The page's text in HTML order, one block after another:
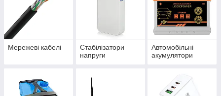
Мережеві кабелі
Стабілізатори
напруги
Автомобільні
акумулятори